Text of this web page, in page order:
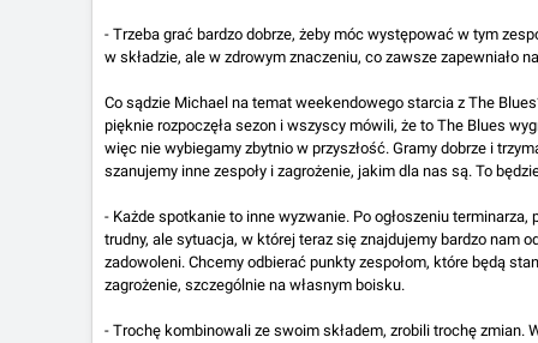
- Trzeba grać bardzo dobrze, żeby móc występować w tym
w składzie, ale w zdrowym znaczeniu, co zawsze zapewniało
Co sądzie Michael na temat weekendowego starcia z The
pięknie rozpoczęła sezon i wszyscy mówili, że to The Blues
więc nie wybiegamy zbytnio w przyszłość. Gramy dobrze i
szanujemy inne zespoły i zagrożenie, jakim dla nas są. To
- Każde spotkanie to inne wyzwanie. Po ogłoszeniu terminarza,
trudny, ale sytuacja, w której teraz się znajdujemy bardzo nam
zadowoleni. Chcemy odbierać punkty zespołom, które będą
zagrożenie, szczególnie na własnym boisku.
- Trochę kombinowali ze swoim składem, zrobili trochę zmian.